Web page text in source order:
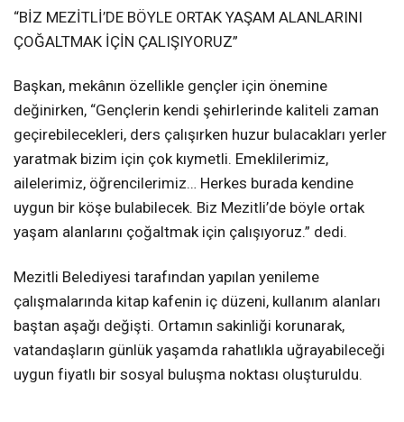
“BİZ MEZİTLİ’DE BÖYLE ORTAK YAŞAM ALANLARINI
ÇOĞALTMAK İÇİN ÇALIŞIYORUZ”
Başkan, mekânın özellikle gençler için önemine
değinirken, “Gençlerin kendi şehirlerinde kaliteli zaman
geçirebilecekleri, ders çalışırken huzur bulacakları yerler
yaratmak bizim için çok kıymetli. Emeklilerimiz,
ailelerimiz, öğrencilerimiz… Herkes burada kendine
uygun bir köşe bulabilecek. Biz Mezitli’de böyle ortak
yaşam alanlarını çoğaltmak için çalışıyoruz.” dedi.
Mezitli Belediyesi tarafından yapılan yenileme
çalışmalarında kitap kafenin iç düzeni, kullanım alanları
baştan aşağı değişti. Ortamın sakinliği korunarak,
vatandaşların günlük yaşamda rahatlıkla uğrayabileceği
uygun fiyatlı bir sosyal buluşma noktası oluşturuldu.